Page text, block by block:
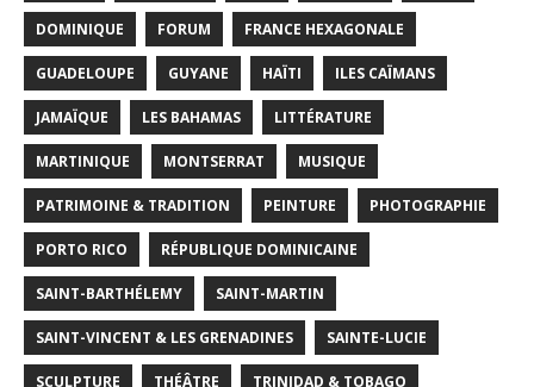
DOMINIQUE FORUM FRANCE HEXAGONALE
GUADELOUPE GUYANE HAÏTI ILES CAÏMANS
JAMAÏQUE LES BAHAMAS LITTÉRATURE
MARTINIQUE MONTSERRAT MUSIQUE
PATRIMOINE & TRADITION PEINTURE PHOTOGRAPHIE
PORTO RICO RÉPUBLIQUE DOMINICAINE
SAINT-BARTHÉLEMY SAINT-MARTIN
SAINT-VINCENT & LES GRENADINES SAINTE-LUCIE
SCULPTURE THÉÂTRE TRINIDAD & TOBAGO